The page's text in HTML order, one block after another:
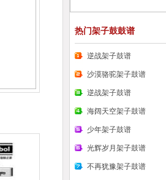
热门架子鼓鼓谱
逆战架子鼓谱
沙漠骆驼架子鼓谱
逆战架子鼓谱
海阔天空架子鼓谱
少年架子鼓谱
光辉岁月架子鼓谱
不再犹豫架子鼓谱